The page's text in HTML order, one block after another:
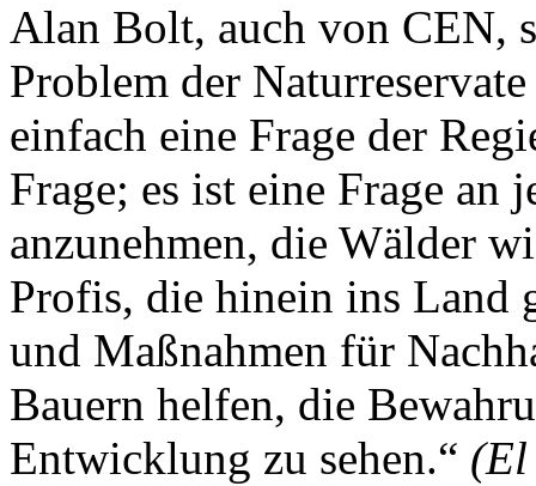
Alan Bolt, auch von CEN,
Problem der
einfach eine Frage der
Frage; es ist eine Frage an
anzunehmen, die Wälder
Profis, die hinein ins Land
und Maßnahmen für
Bauern helfen, die
Entwicklung zu sehen.“